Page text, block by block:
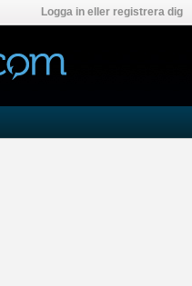
Logga in eller registrera dig